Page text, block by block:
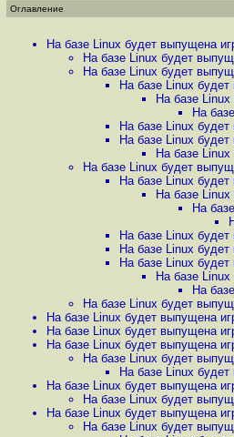
Оглавление
На базе Linux будет выпущена
На базе Linux будет
На базе Linux будет
На базе Linux
На базе
На
На базе Linux
На базе Linux
На базе
На базе Linux будет
На базе Linux
На базе
На
На базе Linux
На базе Linux
На базе Linux
На базе
На
На базе Linux будет
На базе Linux будет выпущена
На базе Linux будет выпущена
На базе Linux будет выпущена
На базе Linux будет
На базе Linux
На базе Linux будет выпущена
На базе Linux будет
На базе Linux будет выпущена
На базе Linux будет